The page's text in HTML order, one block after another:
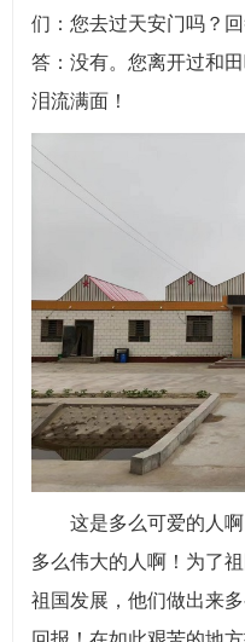
们：您去过天安门吗？
答：没有。您离开过和
泪流满面！
这是多么可爱的人
多么伟大的人啊！为了
祖国发展，他们做出来